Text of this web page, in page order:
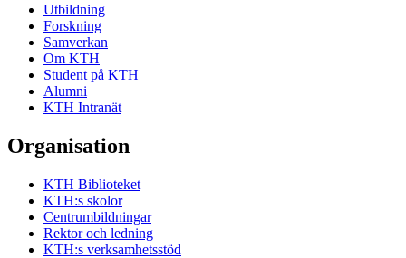
Utbildning
Forskning
Samverkan
Om KTH
Student på KTH
Alumni
KTH Intranät
Organisation
KTH Biblioteket
KTH:s skolor
Centrumbildningar
Rektor och ledning
KTH:s verksamhetsstöd